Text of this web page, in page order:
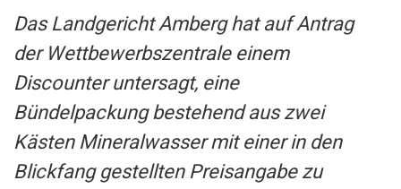
Das Landgericht Amberg hat auf Antrag
der Wettbewerbszentrale einem
Discounter untersagt, eine
Bündelpackung bestehend aus zwei
Kästen Mineralwasser mit einer in den
Blickfang gestellten Preisangabe zu